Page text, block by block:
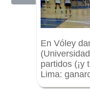
En Vóley
partidos (¡y
Lima: